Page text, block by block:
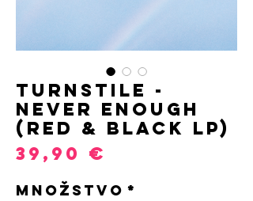
Turnstile -
Never Enough
(Red & Black LP)
39,90 €
Množstvo *